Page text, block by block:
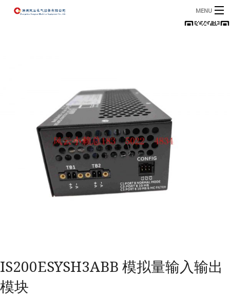
MENU
联系我们
IS200ESYSH3ABB 模拟量输入输出
模块